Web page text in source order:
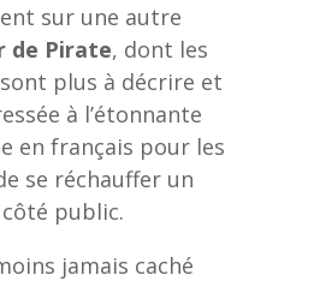
sur une autre
de Pirate, dont les
plus à décrire et
à l’étonnante
en français pour les
se réchauffer un
côté public.
jamais caché